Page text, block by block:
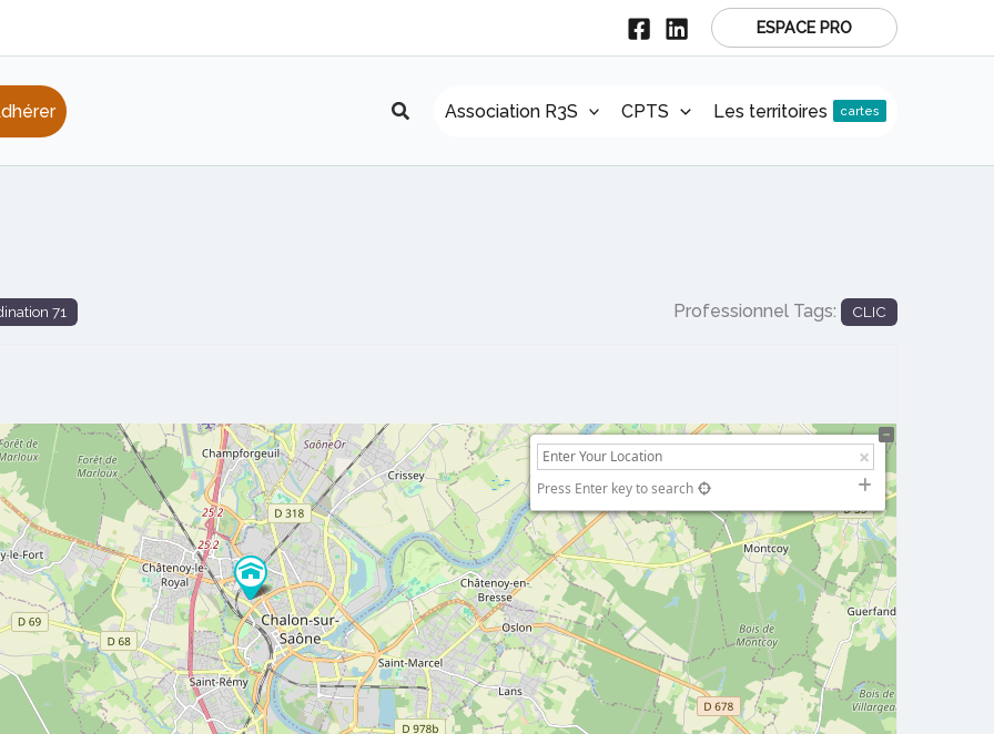
ESPACE PRO
Rechercher
Association R3S CPTS Les territoires cartes
71 Professionnel Tags: CLIC
Press Enter key to search